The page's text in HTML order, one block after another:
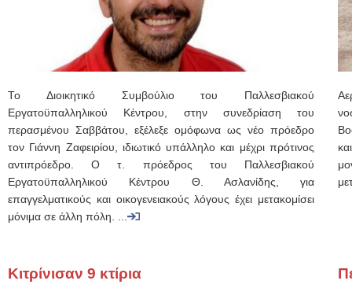
Το Διοικητικό Συμβούλιο του Παλλεσβιακού
Εργατοϋπαλληλικού Κέντρου, στην συνεδρίαση του
περασμένου Σαββάτου, εξέλεξε ομόφωνα ως νέο πρόεδρο
τον Γιάννη Ζαφειρίου, ιδιωτικό υπάλληλο και μέχρι πρότινος
αντιπρόεδρο. Ο τ. πρόεδρος του Παλλεσβιακού
Εργατοϋπαλληλικού Κέντρου Θ. Ασλανίδης, για
επαγγελματικούς και οικογενειακούς λόγους έχει μετακομίσει
μόνιμα σε άλλη πόλη. ...
Κιτρίνισαν 9 κτίρια